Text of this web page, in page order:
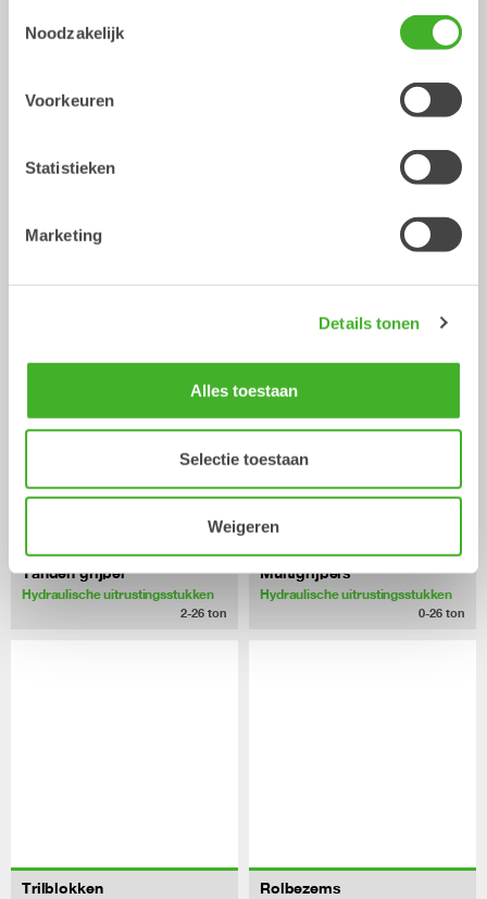
Noodzakelijk
Voorkeuren
Statistieken
Marketing
Details tonen
Alles toestaan
Selectie toestaan
Weigeren
Hydraulische palletvorken
Tanden grijper
Hydraulische uitrustingsstukken
2-26 ton
Multigrijpers
Hydraulische uitrustingsstukken
0-26 ton
Trilblokken Rolbezems